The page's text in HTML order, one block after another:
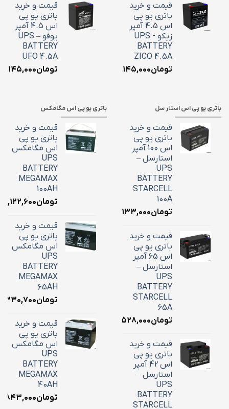
قیمت و خرید
باتری یو پی
اس 4.5 آمپر
زیکو - UPS
BATTERY
ZICO 4.5A
تومان۲,۱۴۵,۰۰۰
قیمت و خرید
باتری یو پی
اس 4.5 آمپر
یوفو – UPS
BATTERY
UFO 4.5A
تومان۲,۱۴۵,۰۰۰
باتری یو پی اس استار سل
قیمت و خرید
باتری یو پی
اس 100 آمپر
استارسل –
UPS
BATTERY
STARCELL
100A
تومان۳۴,۱۳۳,۰۰۰
قیمت و خرید
باتری یو پی
اس 65 آمپر
استارسل –
UPS
BATTERY
STARCELL
65A
تومان۲۲,۵۲۸,۰۰۰
قیمت و خرید
باتری یو پی
اس 42 آمپر
استارسل –
UPS
BATTERY
STARCELL
باتری یو پی اس مگامکس
قیمت و خرید
باتری یو پی
اس مگامکس
UPS
BATTERY
MEGAMAX
100AH
تومان
قیمت و خرید
باتری یو پی
اس مگامکس
UPS
BATTERY
MEGAMAX
65AH
تومان
قیمت و خرید
باتری یو پی
اس مگامکس
UPS
BATTERY
MEGAMAX
40AH
تومان